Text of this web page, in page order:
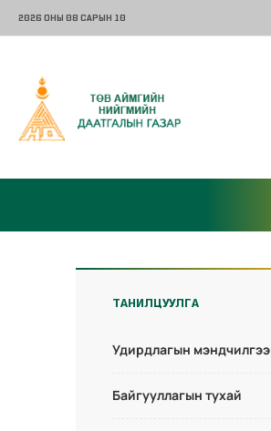
2026 ОНЫ 08 САРЫН 10
ТАНИЛЦУУЛГА
Удирдлагын мэндчилгээ
Байгууллагын тухай